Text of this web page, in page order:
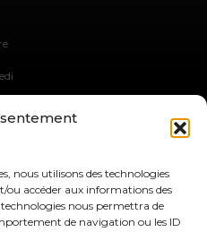
nous utilisons des technologies
ou accéder aux informations des
nous permettra de
de navigation ou les ID